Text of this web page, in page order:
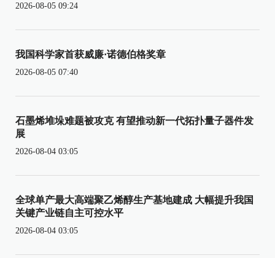
2026-08-05 09:24
我国科学家首获威廉·诺德伯格奖章
2026-08-05 07:40
石墨烯堆垛难题被攻克 有望推动新一代拓扑量子器件发
展
2026-08-04 03:05
全球单产最大高端聚乙烯醇生产基地建成 大幅提升我国
关键产业链自主可控水平
2026-08-04 03:05